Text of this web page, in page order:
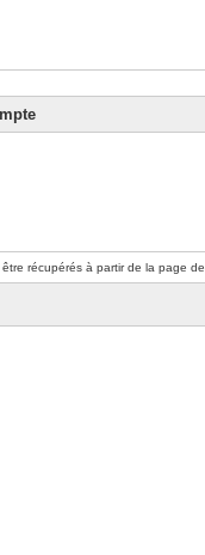
récupérés à partir de la page de